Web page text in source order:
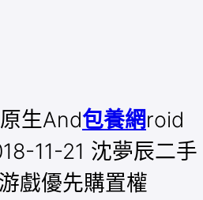
生And包養網roid
11-21 沈夢辰二手
戲優先購置權